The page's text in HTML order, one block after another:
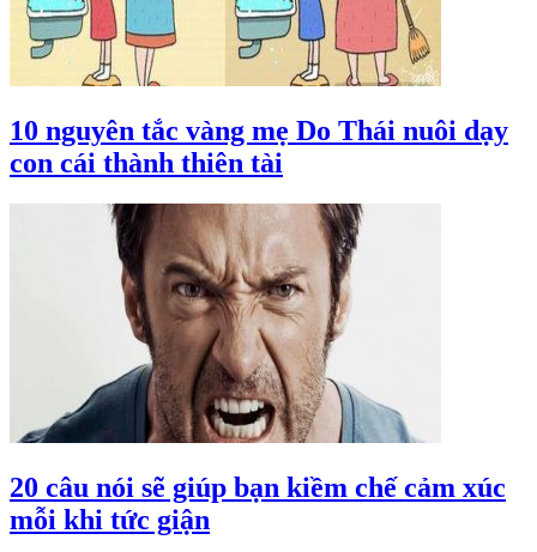
10 nguyên tắc vàng mẹ Do Thái nuôi dạy
con cái thành thiên tài
20 câu nói sẽ giúp bạn kiềm chế cảm xúc
mỗi khi tức giận